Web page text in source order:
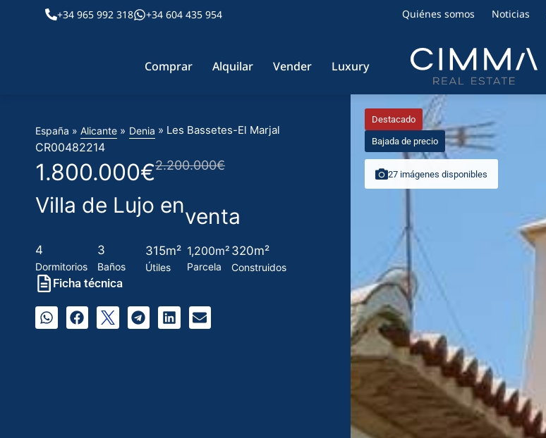
+34 965 992 318 +34 604 435 954 Quiénes somos Noticias
Comprar Alquilar Vender Luxury
España » Alicante » Denia » Les Bassetes-El Marjal
CR00482214
1.800.000€2.200.000€
Villa de Lujo enventa
4
Dormitorios
3
Baños
315m²
Útiles
1,200m²
Parcela
320m²
Construidos
Ficha técnica
27 imágenes disponibles
Destacado
Bajada de precio